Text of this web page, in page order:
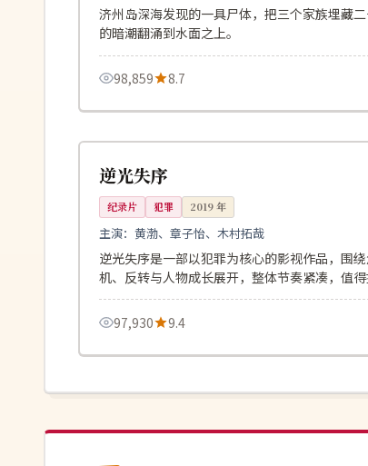
济州岛深海发现的一具尸体，把三个家族埋藏
的暗潮翻涌到水面之上。
98,859 8.7
美国
连载中 153
逆光失序
纪录片 犯罪 2019年
主演： 黄渤、章子怡、木村拓哉
逆光失序是一部以犯罪为核心的影视作品，围
机、反转与人物成长展开，整体节奏紧凑，值
观看。
97,930
9.4